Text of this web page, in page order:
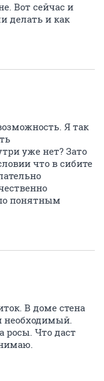
Вот сейчас и
делать и как
Я так
уже нет? Зато
что в сибите
понятным
В доме стена
необходимый.
росы. Что даст